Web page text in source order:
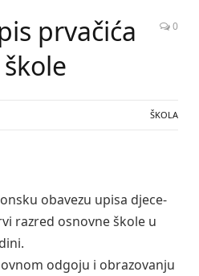
prvačića
0
ŠKOLA
obavezu upisa djece-
razred osnovne škole u
odgoju i obrazovanju